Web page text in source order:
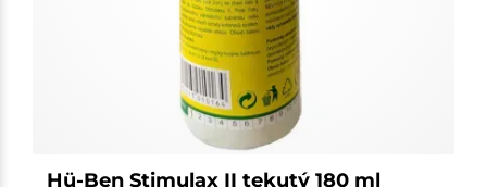
Hü-Ben Stimulax II tekutý 180 ml